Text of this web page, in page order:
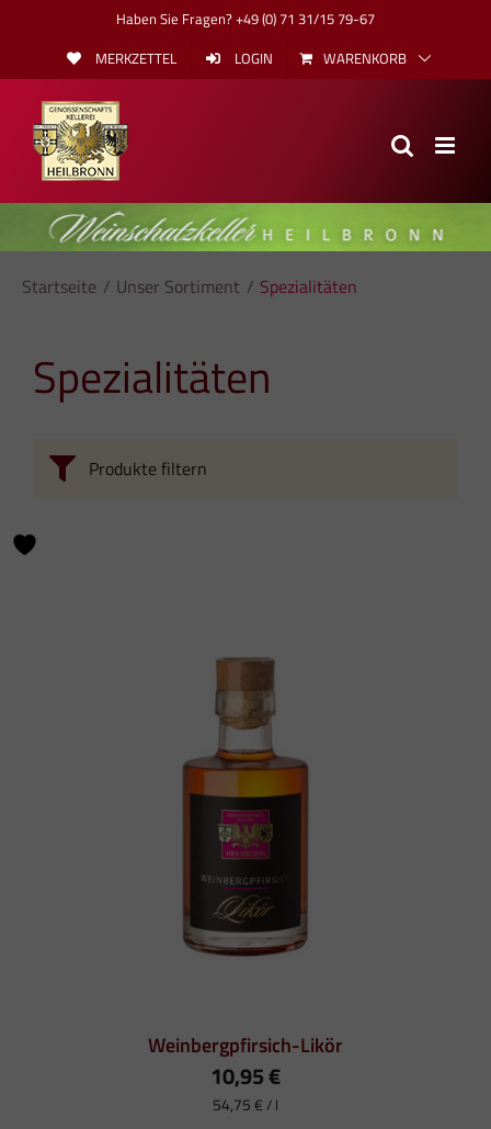
content
Haben Sie Fragen? +49 (0) 71 31/15 79-67
MERKZETTEL
LOGIN WARENKORB
Startseite Unser Sortiment Spezialitäten
Spezialitäten
Produkte filtern
Weinbergpfirsich-Likör
10,95€
54,75€ / l